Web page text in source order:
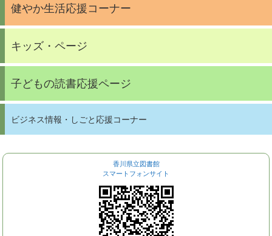
健やか生活応援コーナー
キッズ・ページ
子どもの読書応援ページ
ビジネス情報・しごと応援コーナー
香川県立図書館
スマートフォンサイト